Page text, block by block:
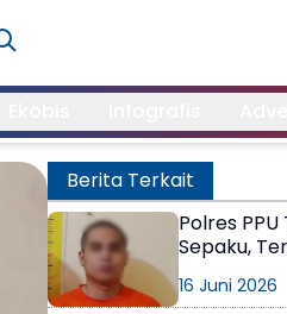
Berita Terkait
Polres
Sepaku,
16 Juni 2026